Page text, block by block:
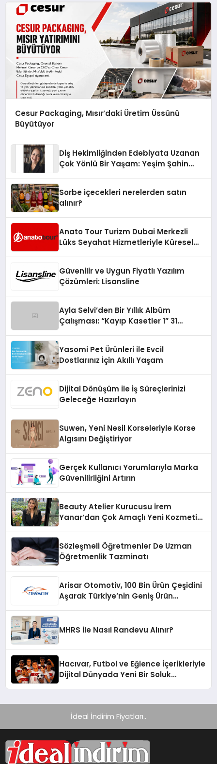
Cesur Packaging, Mısır’daki Üretim Üssünü
Büyütüyor
Diş Hekimliğinden Edebiyata Uzanan
Çok Yönlü Bir Yaşam: Yeşim Şahin
Sorbe içecekleri nerelerden satın
alınır?
Anato Tour Turizm Dubai Merkezli
Lüks Seyahat Hizmetleriyle Küresel
Güvenilir ve Uygun Fiyatlı Yazılım
Çözümleri: Lisansline
Ayla Selvi’den Bir Yıllık Albüm
Çalışması: “Kayıp Kasetler 1” 31
Yasomi Pet Ürünleri ile Evcil
Dostlarınız İçin Akıllı Yaşam
Dijital Dönüşüm ile İş Süreçlerinizi
Geleceğe Hazırlayın
Suwen, Yeni Nesil Korseleriyle Korse
Algısını Değiştiriyor
Gerçek Kullanıcı Yorumlarıyla Marka
Güvenilirliğini Artırın
Beauty Atelier Kurucusu İrem
Yanar’dan Çok Amaçlı Yeni Kozmetik
Sözleşmeli Öğretmenler De Uzman
Öğretmenlik Tazminatı
Arisar Otomotiv, 100 Bin Ürün Çeşidini
Aşarak Türkiye’nin Geniş Ürün
MHRS ile Nasıl Randevu Alınır?
Hacıvar, Futbol ve Eğlence İçerikleriyle
Dijital Dünyada Yeni Bir Soluk
İdeal İndirim Fiyatları..